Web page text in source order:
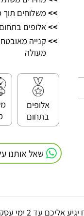
מחירים
>> משלוחים תוך
>> אלופים בתחום
קנייה
אלופים
בתחום